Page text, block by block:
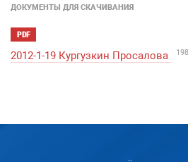
ДОКУМЕНТЫ ДЛЯ СКАЧИВАНИЯ
PDF
2012-1-19 Кургузкин Просалова